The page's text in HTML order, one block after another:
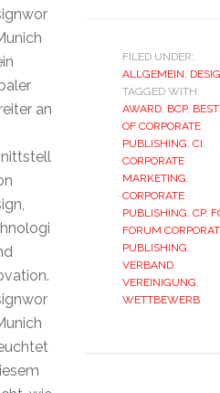
FILED UNDER:
ALLGEMEIN,
TAGGED WITH:
AWARD, BCP, BEST
OF CORPORATE
PUBLISHING, CI,
CORPORATE
MARKETING,
CORPORATE
PUBLISHING, CP,
FORUM
PUBLISHING,
VERBAND,
VEREINIGUNG,
WETTBEWERB
an